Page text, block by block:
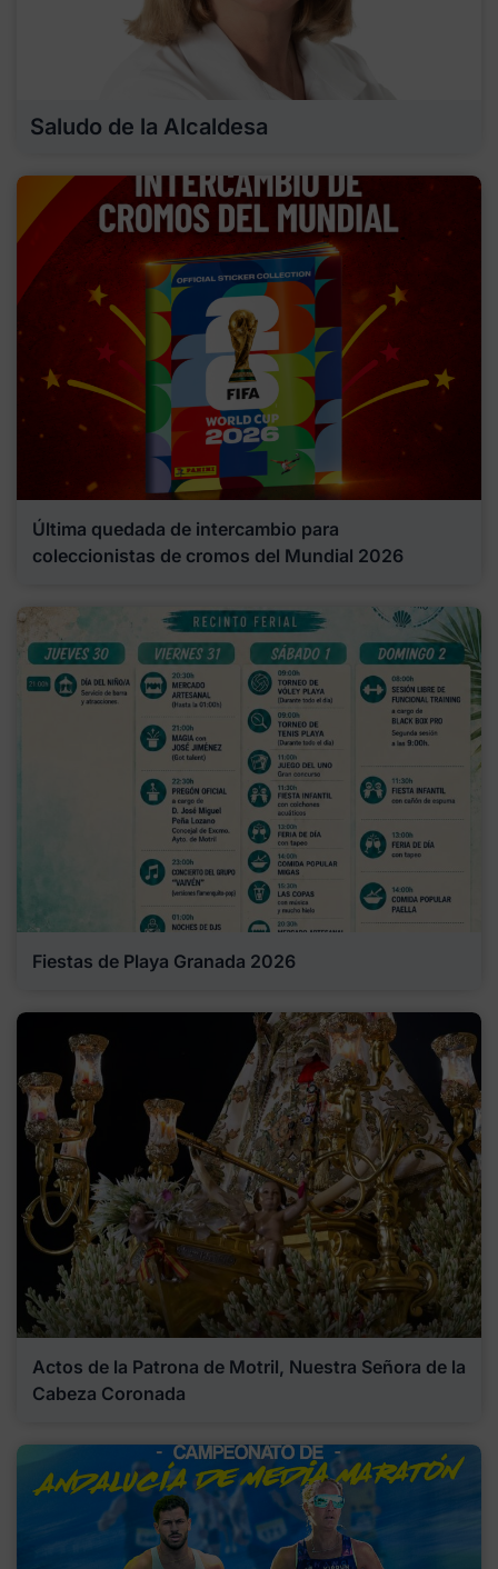
Saludo de la Alcaldesa
Última quedada de intercambio para
coleccionistas de cromos del Mundial 2026
Fiestas de Playa Granada 2026
Actos de la Patrona de Motril, Nuestra Señora de la
Cabeza Coronada